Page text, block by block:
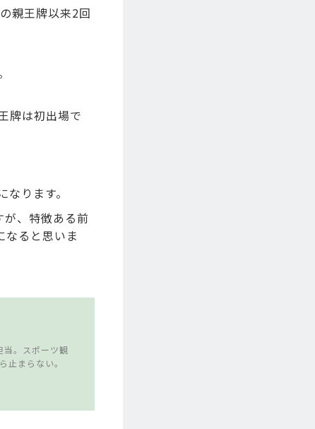
親王牌以来2回
牌は初出場で
ります。
が、特徴ある前
なると思いま
。スポーツ観
止まらない。